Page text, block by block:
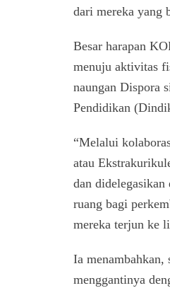
dari mereka yang
Besar harapan
menuju aktivitas
naungan Dispora
Pendidikan
“Melalui
atau
dan
ruang bagi
mereka terjun ke
Ia menambahkan,
menggantinya